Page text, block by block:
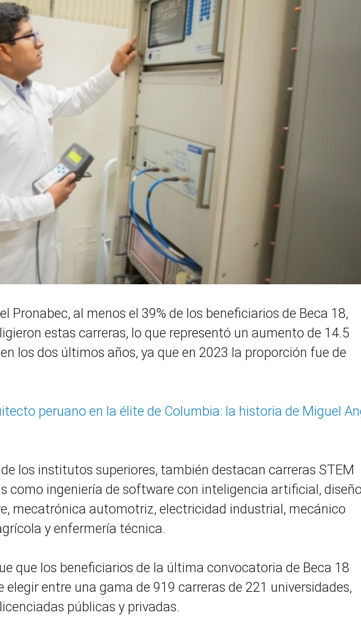
Pronabec, al menos el 39% de los beneficiarios de Beca 18,
estas carreras, lo que representó un aumento de 14.5
los dos últimos años, ya que en 2023 la proporción fue de
peruano en la élite de Columbia: la historia de Miguel
los institutos superiores, también destacan carreras STEM
como ingeniería de software con inteligencia artificial,
mecatrónica automotriz, electricidad industrial, mecánico
y enfermería técnica.
que los beneficiarios de la última convocatoria de Beca 18
entre una gama de 919 carreras de 221 universidades,
públicas y privadas.